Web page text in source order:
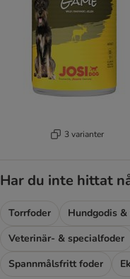
3 varianter
Har du inte hittat
Torrfoder Hundgodis
Veterinär- & specialfoder
Spannmålsfritt foder